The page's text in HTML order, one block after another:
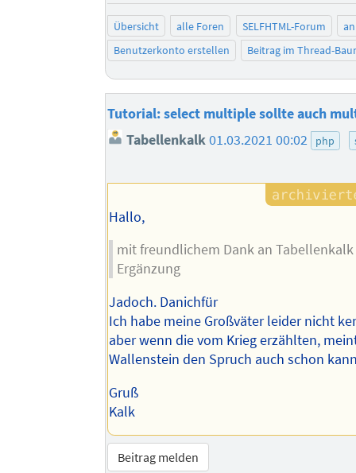
Übersicht alle Foren SELFHTML-Forum
Benutzerkonto erstellen
Beitrag im Thread-
Tutorial: select multiple sollte auch
Tabellenkalk01.03.2021 00:02 php
Hallo,
mit freundlichem Dank an
Ergänzung
Jadoch. Danichfür
Ich habe meine Großväter leider nicht
aber wenn die vom Krieg erzählten,
Wallenstein den Spruch auch schon
Gruß
Kalk
Beitrag melden